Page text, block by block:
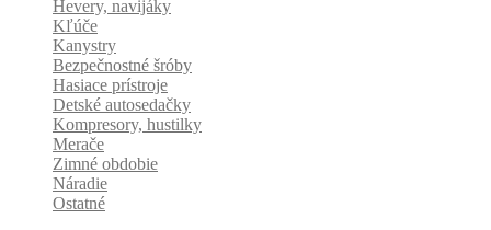
Hevery, navijáky
Kľúče
Kanystry
Bezpečnostné šróby
Hasiace prístroje
Detské autosedačky
Kompresory, hustilky
Merače
Zimné obdobie
Náradie
Ostatné